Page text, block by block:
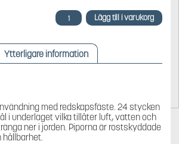
Husqvarna
Hålpipeluftare
redskapsfäste
mängd
Lägg till i varukorg
Ytterligare information
med redskapsfäste. 24 stycken
i underlaget vilka tillåter luft, vatten och
ner i jorden. Piporna är rostskyddade
hållbarhet.